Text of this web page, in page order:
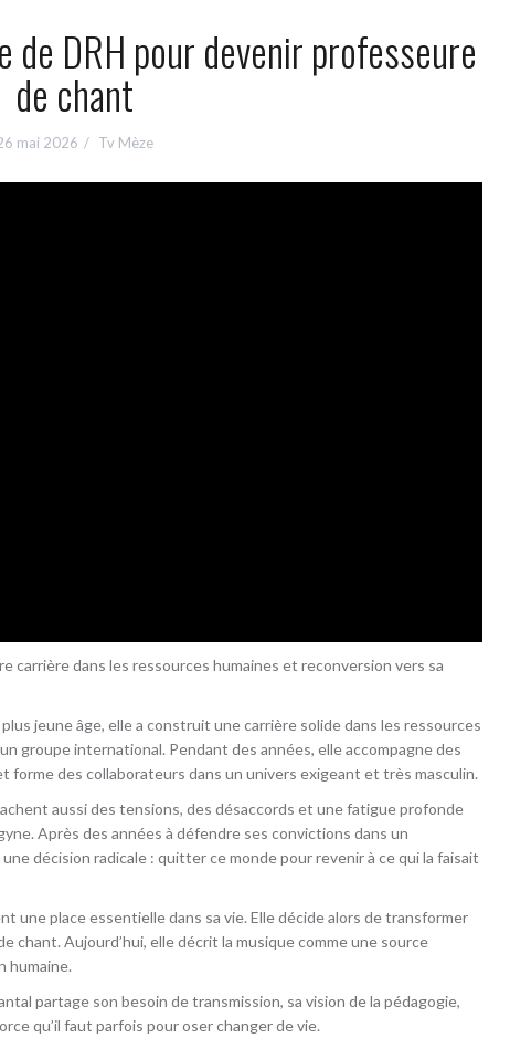
de DRH pour devenir professeure
de chant
mai 2026 Tv Mèze
carrière dans les ressources humaines et reconversion vers sa
jeune âge, elle a construit une carrière solide dans les ressources
groupe international. Pendant des années, elle accompagne des
forme des collaborateurs dans un univers exigeant et très masculin.
aussi des tensions, des désaccords et une fatigue profonde
Après des années à défendre ses convictions dans un
décision radicale : quitter ce monde pour revenir à ce qui la faisait
une place essentielle dans sa vie. Elle décide alors de transformer
Aujourd’hui, elle décrit la musique comme une source
humaine.
partage son besoin de transmission, sa vision de la pédagogie,
qu’il faut parfois pour oser changer de vie.